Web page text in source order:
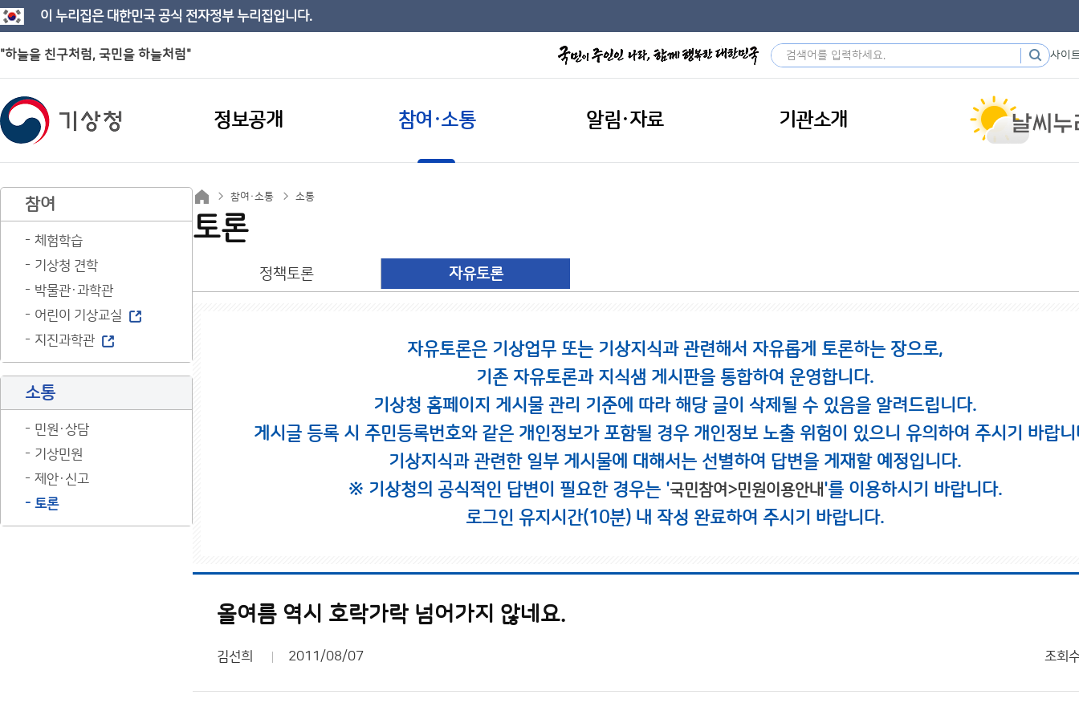
이 누리집은 대한민국 공식 전자정부 누리집입니다.
"하늘을 친구처럼, 국민을 하늘처럼" 사이
정보공개 참여·소통 알림·자료 기관소개
참여
체험학습
기상청 견학
박물관·과학관
어린이 기상교실
지진과학관
소통
민원·상담
기상민원
제안·신고
토론
참여·소통 소통
토론
정책토론 자유토론
자유토론은 기상업무 또는 기상지식과 관련해서 자유롭게 토론하는 장으로,
기존 자유토론과 지식샘 게시판을 통합하여 운영합니다.
기상청 홈페이지 게시물 관리 기준에 따라 해당 글이 삭제될 수 있음을 알려드립니다.
게시글 등록 시 주민등록번호와 같은 개인정보가 포함될 경우 개인정보 노출 위험이 있으니 유의하여 주시기 바랍니
기상지식과 관련한 일부 게시물에 대해서는 선별하여 답변을 게재할 예정입니다.
※ 기상청의 공식적인 답변이 필요한 경우는 '국민참여>민원이용안내'를 이용하시기 바랍니다.
로그인 유지시간(10분) 내 작성 완료하여 주시기 바랍니다.
올여름 역시 호락가락 넘어가지 않네요.
김선희 2011/08/07 조회